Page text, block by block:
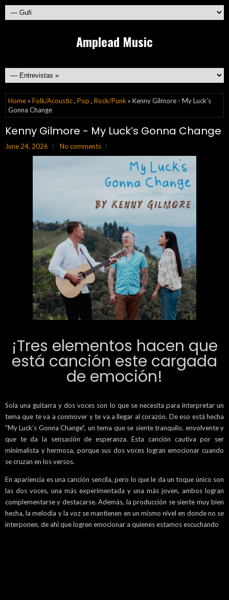
Amplead Music
Home » Folk/Acoustic, Pop , Rock/Punk » Kenny Gilmore - My Luck’s
Gonna Change
Kenny Gilmore - My Luck’s Gonna Change
June 24, 2026 No comments
¡Tres elementos hacen que
está canción este cargada
de emoción!
Sola una guitarra y dos voces son lo que se necesita para interpretar un
tema que te va a conmover y te va a llegar al corazón. De eso está hecha
"My Luck’s Gonna Change", un tema que se siente tranquilo, envolvente y
que te da la sensación de esperanza. Esta canción cautiva por ser
minimalista y hermosa, porque sus dos voces logran emocionar cuando
se cruzan en los versos.
En apariencia es una canción sencila, pero lo que le da un toque único son
las dos voces, una más experimentada y una más joven, ambos logran
complementarse y destacarse. Además, la producción se siente muy bien
hecha, la melodía y la voz se mantienen en un mismo nivel en donde no se
interponen, de ahí que logren emocionar a quienes estamos escuchando